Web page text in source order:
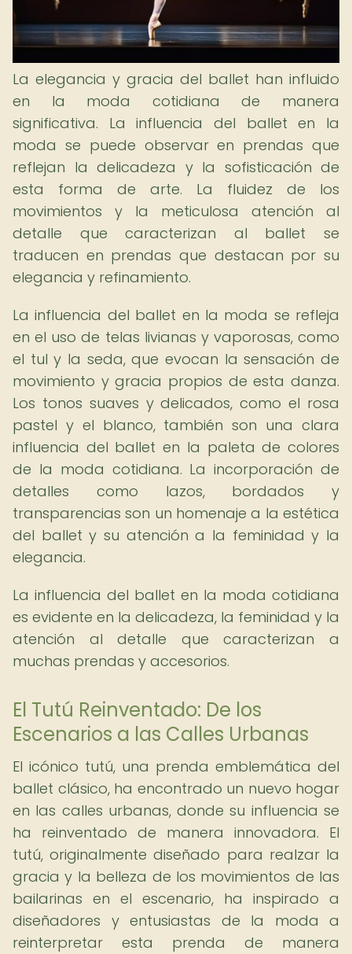
La elegancia y gracia del ballet han influido
en la moda cotidiana de manera
significativa. La influencia del ballet en la
moda se puede observar en prendas que
reflejan la delicadeza y la sofisticación de
esta forma de arte. La fluidez de los
movimientos y la meticulosa atención al
detalle que caracterizan al ballet se
traducen en prendas que destacan por su
elegancia y refinamiento.
La influencia del ballet en la moda se refleja
en el uso de telas livianas y vaporosas, como
el tul y la seda, que evocan la sensación de
movimiento y gracia propios de esta danza.
Los tonos suaves y delicados, como el rosa
pastel y el blanco, también son una clara
influencia del ballet en la paleta de colores
de la moda cotidiana. La incorporación de
detalles como lazos, bordados y
transparencias son un homenaje a la estética
del ballet y su atención a la feminidad y la
elegancia.
La influencia del ballet en la moda cotidiana
es evidente en la delicadeza, la feminidad y la
atención al detalle que caracterizan a
muchas prendas y accesorios.
El Tutú Reinventado: De los
Escenarios a las Calles Urbanas
El icónico tutú, una prenda emblemática del
ballet clásico, ha encontrado un nuevo hogar
en las calles urbanas, donde su influencia se
ha reinventado de manera innovadora. El
tutú, originalmente diseñado para realzar la
gracia y la belleza de los movimientos de las
bailarinas en el escenario, ha inspirado a
diseñadores y entusiastas de la moda a
reinterpretar esta prenda de manera